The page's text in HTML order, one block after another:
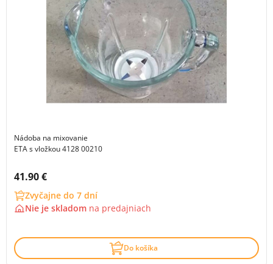
Nádoba na mixovanie
ETA s vložkou 4128 00210
Cena s DPH:
41.90 €
Zvyčajne do 7 dní
Nie je skladom na predajniach
Do košíka